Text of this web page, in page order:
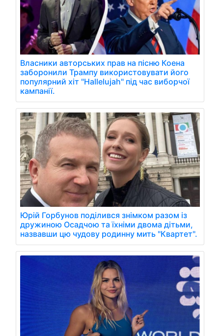
Власники авторських прав на пісню Коена
заборонили Трампу використовувати його
популярний хіт "Hallelujah" під час виборчої
кампанії.
Юрій Горбунов поділився знімком разом із
дружиною Осадчою та їхніми двома дітьми,
назвавши цю чудову родинну мить "Квартет".